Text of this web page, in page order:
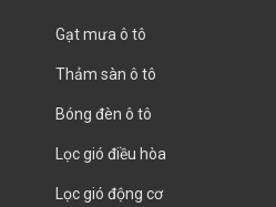
Gạt mưa ô tô
Thảm sàn ô tô
Bóng đèn ô tô
Lọc gió điều hòa
Lọc gió động cơ